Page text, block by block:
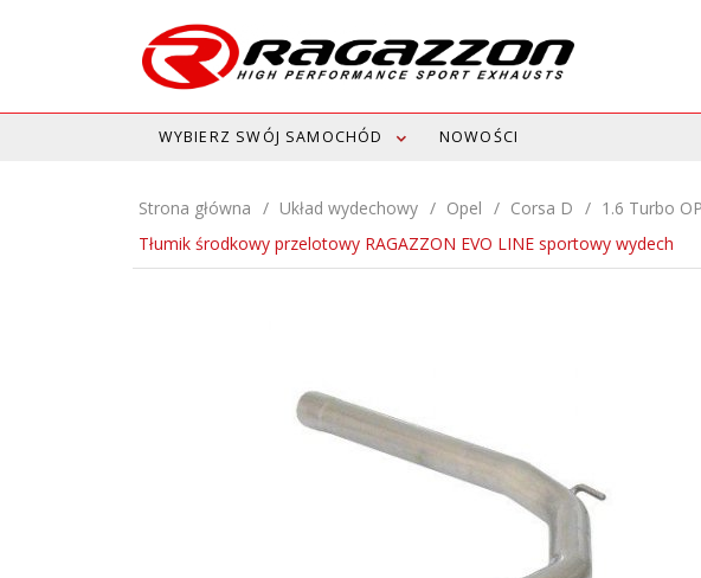
WYBIERZ SWÓJ SAMOCHÓD NOWOŚCI
Strona główna Układ wydechowy Opel Corsa D
1.6 Turbo
Tłumik środkowy przelotowy RAGAZZON EVO LINE sportowy wydech